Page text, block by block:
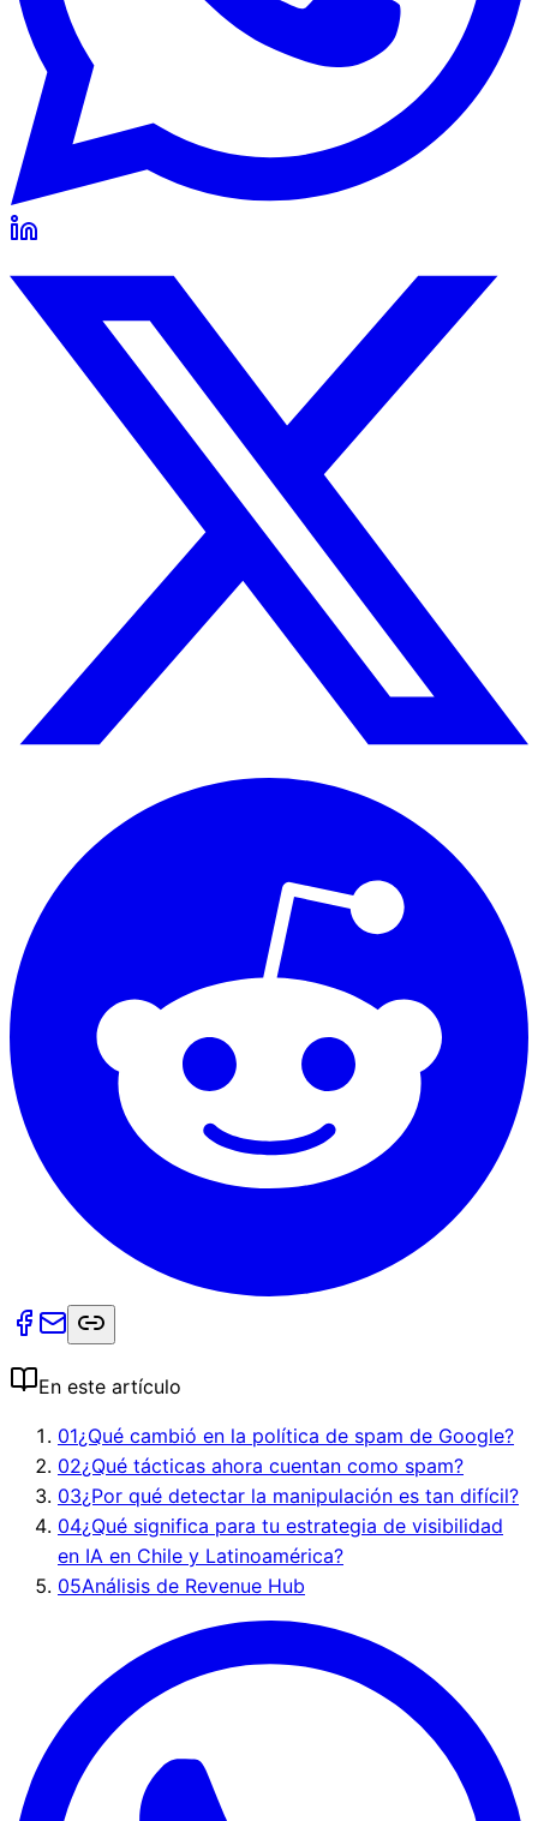
En este artículo
01¿Qué cambió en la política de spam de Google?
02¿Qué tácticas ahora cuentan como spam?
03¿Por qué detectar la manipulación es tan difícil?
04¿Qué significa para tu estrategia de visibilidad
en IA en Chile y Latinoamérica?
05Análisis de Revenue Hub